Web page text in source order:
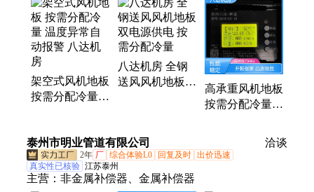
架空式风机地板
按需分配冷量
八达机房 全钢
送风风机地板
高承重风机地板
按需分配冷量 3
度传感器 八达
机房
泰州市明业管道有限公司 洽谈
2年 厂 综合体验L0 回复及时 出价迅速
真实性已核验 江苏泰州
主营： 非金属补偿器、金属补偿器